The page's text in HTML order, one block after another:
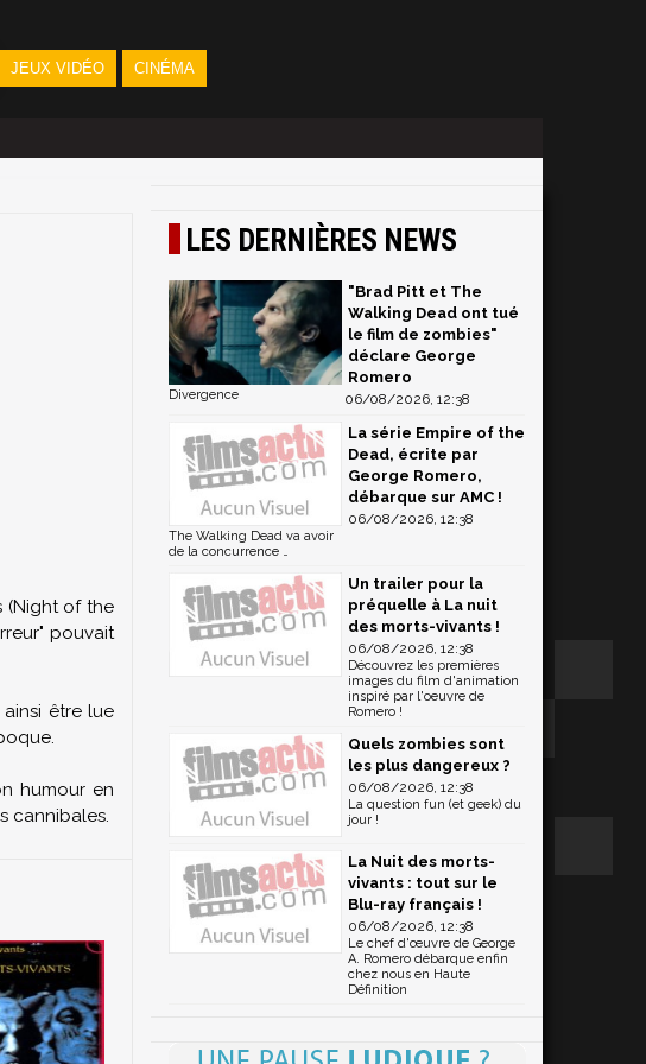
JEUX VIDÉO CINÉMA
(Night of the
pouvait
être lue
humour en
cannibales.
LES DERNIÈRES NEWS
"Brad Pitt et The
Walking Dead ont tué
le film de zombies"
déclare George
Romero
06/08/2026, 12:38
Divergence
La série Empire of the
Dead, écrite par
George Romero,
débarque sur AMC !
06/08/2026, 12:38
The Walking Dead va avoir
de la concurrence …
Un trailer pour la
préquelle à La nuit
des morts-vivants !
06/08/2026, 12:38
Découvrez les premières
images du film d'animation
inspiré par l'oeuvre de
Romero !
Quels zombies sont
les plus dangereux ?
06/08/2026, 12:38
La question fun (et geek) du
jour !
La Nuit des morts-
vivants : tout sur le
Blu-ray français !
06/08/2026, 12:38
Le chef d'œuvre de George
A. Romero débarque enfin
chez nous en Haute
Définition